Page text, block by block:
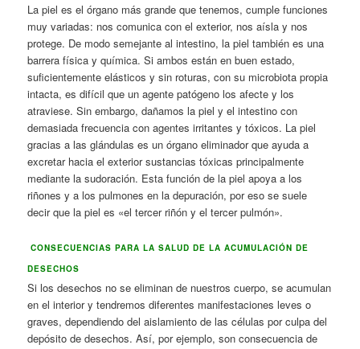
La piel es el órgano más grande que tenemos, cumple funciones
muy variadas: nos comunica con el exterior, nos aísla y nos
protege. De modo semejante al intestino, la piel también es una
barrera física y química. Si ambos están en buen estado,
suficientemente elásticos y sin roturas, con su microbiota propia
intacta, es difícil que un agente patógeno los afecte y los
atraviese. Sin embargo, dañamos la piel y el intestino con
demasiada frecuencia con agentes irritantes y tóxicos. La piel
gracias a las glándulas es un órgano eliminador que ayuda a
excretar hacia el exterior sustancias tóxicas principalmente
mediante la sudoración. Esta función de la piel apoya a los
riñones y a los pulmones en la depuración, por eso se suele
decir que la piel es «el tercer riñón y el tercer pulmón».
CONSECUENCIAS PARA LA SALUD DE LA ACUMULACIÓN DE
DESECHOS
Si los desechos no se eliminan de nuestros cuerpo, se acumulan
en el interior y tendremos diferentes manifestaciones leves o
graves, dependiendo del aislamiento de las células por culpa del
depósito de desechos. Así, por ejemplo, son consecuencia de